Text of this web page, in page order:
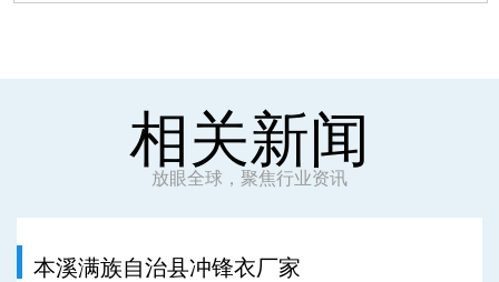
相关新闻
放眼全球，聚焦行业资讯
本溪满族自治县冲锋衣厂家